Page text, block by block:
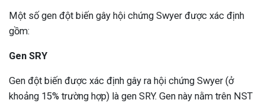
Một số gen đột biến gây hội chứng Swyer được xác định
gồm:
Gen SRY
Gen đột biến được xác định gây ra hội chứng Swyer (ở
khoảng 15% trường hợp) là gen SRY. Gen này nằm trên NST